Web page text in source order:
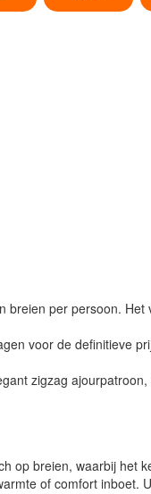
breien per persoon.
voor de definitieve
zigzag
op breien, waarbij het
of comfort inboet.